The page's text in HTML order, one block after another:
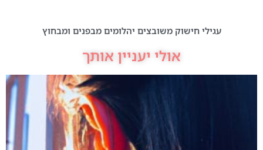
עגילי חישוק משובצים יהלומים מבפנים ומבחוץ
אולי יעניין אותך